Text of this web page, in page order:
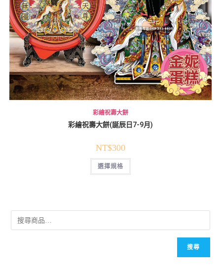
彩繪祝壽大餅
彩繪祝壽大餅(誕辰日7-9月)
NT$300
選擇規格
搜尋